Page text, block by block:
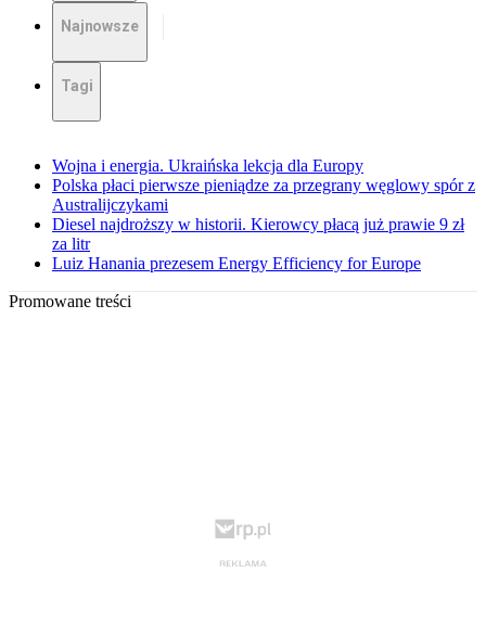
Najnowsze
Tagi
Wojna i energia. Ukraińska lekcja dla Europy
Polska płaci pierwsze pieniądze za przegrany węglowy spór z
Australijczykami
Diesel najdroższy w historii. Kierowcy płacą już prawie 9 zł
za litr
Luiz Hanania prezesem Energy Efficiency for Europe
Promowane treści